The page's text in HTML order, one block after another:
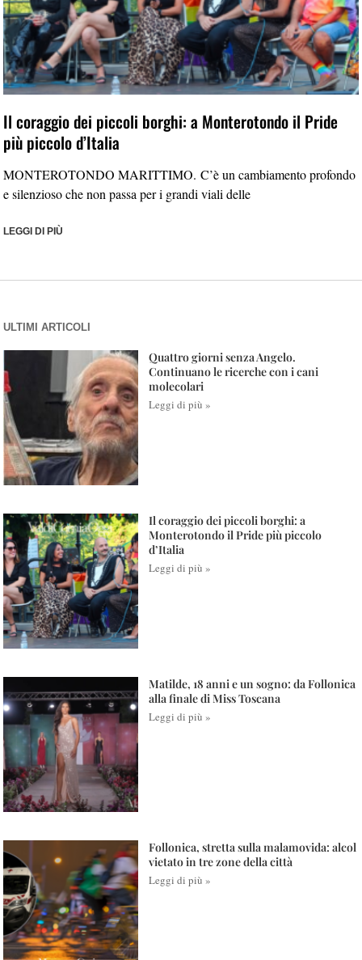
Il coraggio dei piccoli borghi: a Monterotondo il Pride
più piccolo d’Italia
MONTEROTONDO MARITTIMO. C’è un cambiamento profondo
e silenzioso che non passa per i grandi viali delle
LEGGI DI PIÙ
ULTIMI ARTICOLI
Quattro giorni senza Angelo.
Continuano le ricerche con i cani
molecolari
Leggi di più »
Il coraggio dei piccoli borghi: a
Monterotondo il Pride più piccolo
d’Italia
Leggi di più »
Matilde, 18 anni e un sogno: da Follonica
alla finale di Miss Toscana
Leggi di più »
Follonica, stretta sulla malamovida: alcol
vietato in tre zone della città
Leggi di più »